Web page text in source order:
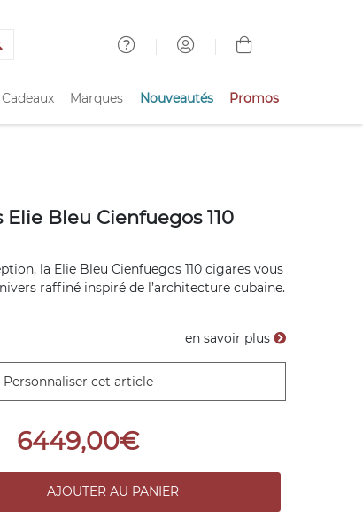
Cadeaux Marques Nouveautés Promos
Elie Bleu Cienfuegos 110
la Elie Bleu Cienfuegos 110 cigares vous
raffiné inspiré de l’architecture cubaine.
en savoir plus
Personnaliser cet article
6449,00€